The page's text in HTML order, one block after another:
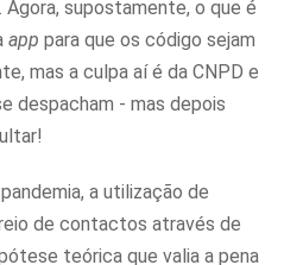
supostamente, o que é
app para que os código sejam
mas a culpa aí é da CNPD e
despacham - mas depois
a utilização de
de contactos através de
teórica que valia a pena